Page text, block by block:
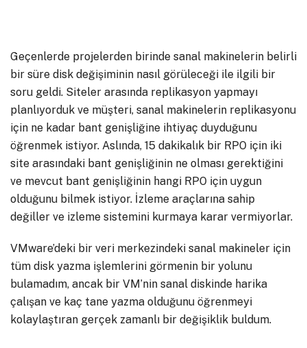
Geçenlerde projelerden birinde sanal makinelerin belirli
bir süre disk değişiminin nasıl görüleceği ile ilgili bir
soru geldi. Siteler arasında replikasyon yapmayı
planlıyorduk ve müşteri, sanal makinelerin replikasyonu
için ne kadar bant genişliğine ihtiyaç duyduğunu
öğrenmek istiyor. Aslında, 15 dakikalık bir RPO için iki
site arasındaki bant genişliğinin ne olması gerektiğini
ve mevcut bant genişliğinin hangi RPO için uygun
olduğunu bilmek istiyor. İzleme araçlarına sahip
değiller ve izleme sistemini kurmaya karar vermiyorlar.
VMware’deki bir veri merkezindeki sanal makineler için
tüm disk yazma işlemlerini görmenin bir yolunu
bulamadım, ancak bir VM’nin sanal diskinde harika
çalışan ve kaç tane yazma olduğunu öğrenmeyi
kolaylaştıran gerçek zamanlı bir değişiklik buldum.